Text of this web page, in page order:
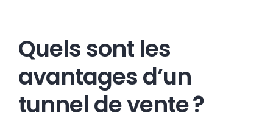
Quels sont les
avantages d’un
tunnel de vente ?